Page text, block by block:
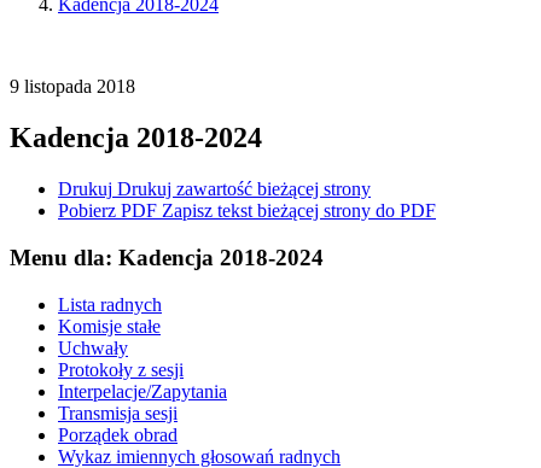
Kadencja 2018-2024
9 listopada 2018
Kadencja 2018-2024
Drukuj Drukuj zawartość bieżącej strony
Pobierz PDF Zapisz tekst bieżącej strony do PDF
Menu dla: Kadencja 2018-2024
Lista radnych
Komisje stałe
Uchwały
Protokoły z sesji
Interpelacje/Zapytania
Transmisja sesji
Porządek obrad
Wykaz imiennych głosowań radnych